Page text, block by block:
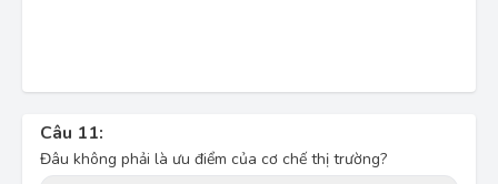
Câu 11:
Đâu không phải là ưu điểm của cơ chế thị trường?